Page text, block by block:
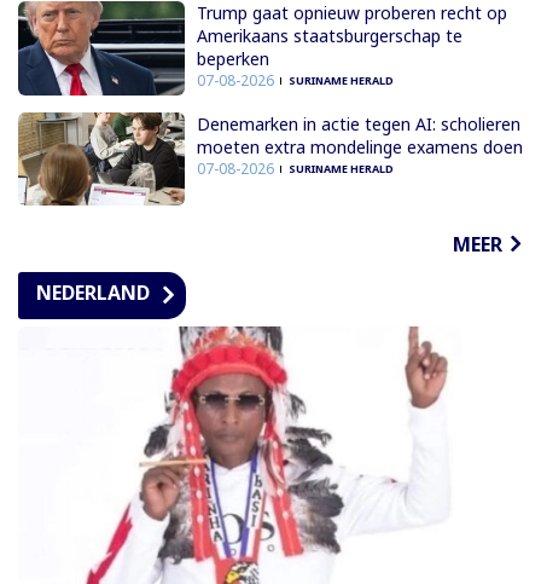
Trump gaat opnieuw proberen recht op
Amerikaans staatsburgerschap te
beperken
07-08-2026 SURINAME HERALD
Denemarken in actie tegen AI: scholieren
moeten extra mondelinge examens doen
07-08-2026 SURINAME HERALD
MEER
NEDERLAND